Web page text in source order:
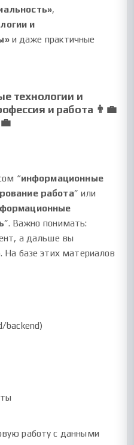
,
и
и даже практичные
технологии и
и работа 👨‍💼
“информационные
работа” или
”. Важно понимать:
а дальше вы
базе этих материалов
backend)
работу с данными